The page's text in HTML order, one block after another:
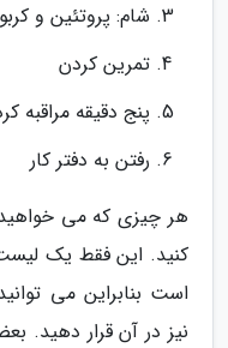
شام: پروتئین و
تمرین کردن
پنج دقیقه مراقبه
رفتن به دفتر کار
هر چیزی که می خواهید
کنید. این فقط یک
است بنابراین می
نیز در آن قرار دهید.